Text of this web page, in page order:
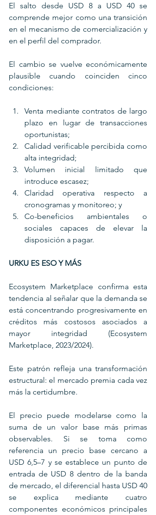
El salto desde USD 8 a USD 40 se
comprende mejor como una transición
en el mecanismo de comercialización y
en el perfil del comprador.
El cambio se vuelve económicamente
plausible cuando coinciden cinco
condiciones:
Venta mediante contratos de largo
plazo en lugar de transacciones
oportunistas;
Calidad verificable percibida como
alta integridad;
Volumen inicial limitado que
introduce escasez;
Claridad operativa respecto a
cronogramas y monitoreo; y
Co-beneficios ambientales o
sociales capaces de elevar la
disposición a pagar.
URKU ES ESO Y MÁS
Ecosystem Marketplace confirma esta
tendencia al señalar que la demanda se
está concentrando progresivamente en
créditos más costosos asociados a
mayor integridad (Ecosystem
Marketplace, 2023/2024).
Este patrón refleja una transformación
estructural: el mercado premia cada vez
más la certidumbre.
El precio puede modelarse como la
suma de un valor base más primas
observables. Si se toma como
referencia un precio base cercano a
USD 6,5–7 y se establece un punto de
entrada de USD 8 dentro de la banda
de mercado, el diferencial hasta USD 40
se explica mediante cuatro
componentes económicos principales